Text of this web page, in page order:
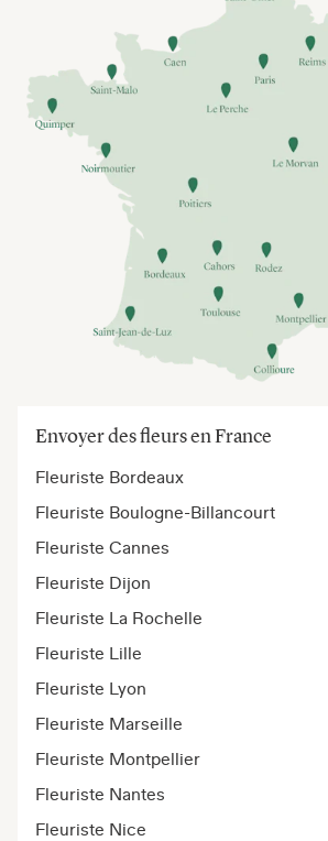
Envoyer des fleurs en France
Fleuriste Bordeaux
Fleuriste Boulogne-Billancourt
Fleuriste Cannes
Fleuriste Dijon
Fleuriste La Rochelle
Fleuriste Lille
Fleuriste Lyon
Fleuriste Marseille
Fleuriste Montpellier
Fleuriste Nantes
Fleuriste Nice